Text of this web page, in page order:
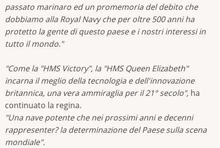
passato marinaro ed un promemoria del debito che
dobbiamo alla Royal Navy che per oltre 500 anni ha
protetto la gente di questo paese e i nostri interessi in
tutto il mondo."
"Come la "HMS Victory", la "HMS Queen Elizabeth"
incarna il meglio della tecnologia e dell'innovazione
britannica, una vera ammiraglia per il 21° secolo", ha
continuato la regina.
"Una nave potente che nei prossimi anni e decenni
rappresenter? la determinazione del Paese sulla scena
mondiale".